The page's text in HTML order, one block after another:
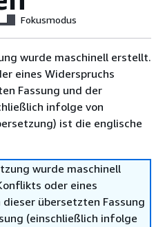
Fokusmodus
wurde maschinell erstellt.
eines Widerspruchs
Fassung und der
infolge von
ist die englische
wurde maschinell
oder eines
übersetzten Fassung
(einschließlich infolge